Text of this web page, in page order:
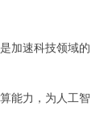
加速科技领域的
能力，为人工智